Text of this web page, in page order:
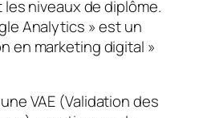
niveaux de diplôme.
Analytics » est un
en marketing digital »
VAE (Validation des